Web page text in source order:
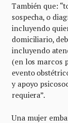
También que:
sospecha, o
incluyendo
domiciliario,
incluyendo
(en los marcos
evento
y apoyo
requiera”.
Una mujer